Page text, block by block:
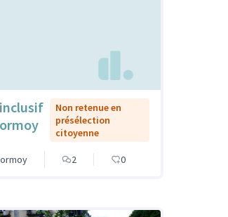
Non retenue en
présélection
citoyenne
2 0